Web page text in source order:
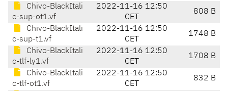
Chivo-BlackItali
c-sup-ot1.vf
2022-11-16 12:50
CET
808 B
Chivo-BlackItali
c-sup-t1.vf
2022-11-16 12:50
CET
1748 B
Chivo-BlackItali
c-tlf-ly1.vf
2022-11-16 12:50
CET
1708 B
Chivo-BlackItali
c-tlf-ot1.vf
2022-11-16 12:50
CET
832 B